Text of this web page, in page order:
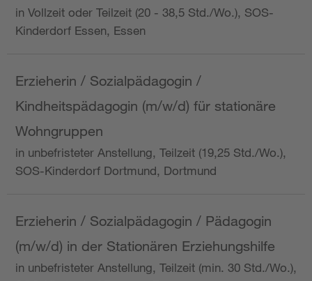
in Vollzeit oder Teilzeit (20 - 38,5 Std./Wo.), SOS-
Kinderdorf Essen, Essen
Erzieherin / Sozialpädagogin /
Kindheitspädagogin (m/w/d) für stationäre
Wohngruppen
in unbefristeter Anstellung, Teilzeit (19,25 Std./Wo.),
SOS-Kinderdorf Dortmund, Dortmund
Erzieherin / Sozialpädagogin / Pädagogin
(m/w/d) in der Stationären Erziehungshilfe
in unbefristeter Anstellung, Teilzeit (min. 30 Std./Wo.),